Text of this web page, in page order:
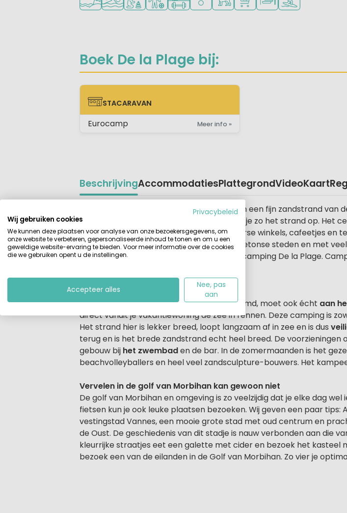
Boek De la Plage bij:
STACARAVAN
STACARAVAN
Eurocamp Meer info »
BeschrijvingAccommodatiesPlattegrondVideoKaart
Beschrijving
Camping Yelloh! Village la Plage ligt pal aan een fijn zandstrand
gezellige Franse camping in Bretagne loop je zo het strand op. Het
Bretagne, ligt op ca. 2 km. Hier zijn ook diverse winkels, cafeetjes
geliefd bij jong en oud. Tussen sfeervolle Bretonse steden en met
veel vernieuwd en moderner gemaakt op camping De la Plage.
Camping aan het strand in Bretagne
Een camping die ‘De la Plage’ wordt genoemd, moet ook écht aan
direct vanuit je vakantiewoning de zee in rennen. Deze camping is
Het strand hier is lekker breed, loopt langzaam af in zee en is dus
terug en is het brede zandstrand echt heel breed. De
gebouw bij het zwembaden de bar. In de zomermaanden is het
beachvolleyballers en heel veel zandsculpture-bouwers. Het
Vervelen in de golf van Morbihan kan gewoon niet
De golf van Morbihan en omgeving is zo veelzijdig dat je elke dag
fietsen kun je ook leuke plaatsen bezoeken. Wij geven een paar
vestingstad Vannes, een mooie grote stad met oud centrum en
de Oust. De geschiedenis van dit stadje is nauw verbonden aan die
kleurrijke straatjes eet een galette met cider en bezoek het kasteel
bezoek een van de eilanden in de Golf van Morbihan. Zo vier je
Privacybeleid
Wij gebruiken cookies
We kunnen deze plaatsen voor analyse van onze bezoekersgegevens, om
onze website te verbeteren, gepersonaliseerde inhoud te tonen en om u een
geweldige website-ervaring te bieden. Voor meer informatie over de cookies
die we gebruiken opent u de instellingen.
Accepteer alles
Nee, pas
aan